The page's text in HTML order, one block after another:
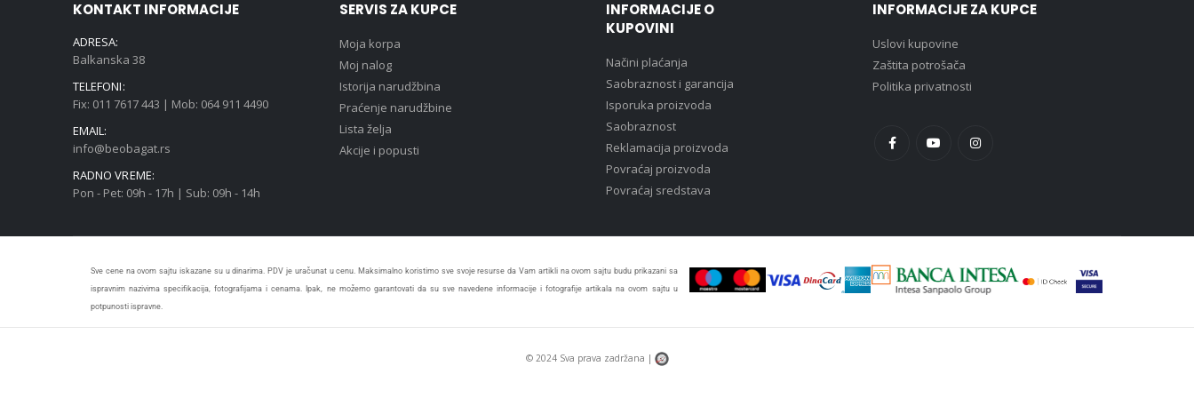
KONTAKT INFORMACIJE
ADRESA:
Balkanska 38
TELEFONI:
Fix: 011 7617 443 | Mob: 064 911 4490
EMAIL:
info@beobagat.rs
RADNO VREME:
Pon - Pet: 09h - 17h | Sub: 09h - 14h
SERVIS ZA KUPCE
Moja korpa
Moj nalog
Istorija narudžbina
Praćenje narudžbine
Lista želja
Akcije i popusti
INFORMACIJE O
KUPOVINI
Načini plaćanja
Saobraznost i garancija
Isporuka proizvoda
Saobraznost
Reklamacija proizvoda
Povraćaj proizvoda
Povraćaj sredstava
INFORMACIJE ZA KUPCE
Uslovi kupovine
Zaštita potrošača
Politika privatnosti
Sve cene na ovom sajtu iskazane su u dinarima. PDV je uračunat u cenu. Maksimalno koristimo sve svoje resurse da Vam artikli na ovom sajtu budu prikazani sa
ispravnim nazivima specifikacija, fotografijama i cenama. Ipak, ne možemo garantovati da su sve navedene informacije i fotografije artikala na ovom sajtu u
potpunosti ispravne.
© 2024 Sva prava zadržana |